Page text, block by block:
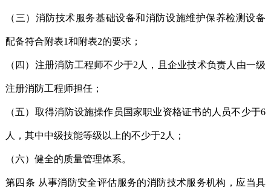
（三）消防技术服务基础设备和消防设施维护保养检测设备
配备符合附表1和附表2的要求；
（四）注册消防工程师不少于2人，且企业技术负责人由一级
注册消防工程师担任；
（五）取得消防设施操作员国家职业资格证书的人员不少于6
人，其中中级技能等级以上的不少于2人；
（六）健全的质量管理体系。
第四条 从事消防安全评估服务的消防技术服务机构，应当具